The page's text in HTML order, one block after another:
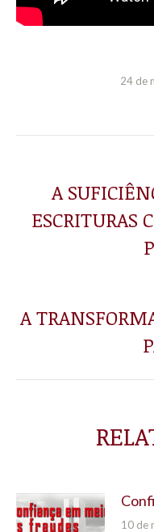
24 de
DE
POST:
A
ESCRITURAS
A
10 de